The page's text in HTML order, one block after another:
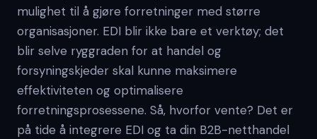
mulighet til å gjøre forretninger med større
organisasjoner. EDI blir ikke bare et verktøy; det
blir selve ryggraden for at handel og
forsyningskjeder skal kunne maksimere
effektiviteten og optimalisere
forretningsprosessene. Så, hvorfor vente? Det er
på tide å integrere EDI og ta din B2B-netthandel